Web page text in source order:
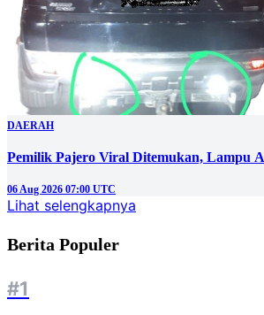
DAERAH
Pemilik Pajero Viral Ditemukan, Lampu
06 Aug 2026 07:00 UTC
Lihat selengkapnya
Berita Populer
#1